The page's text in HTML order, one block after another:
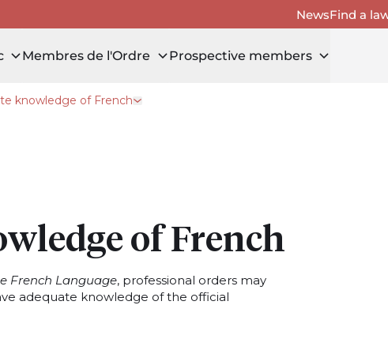
NewsFind a
Membres de l'Ordre Prospective members
Prospective members
knowledge of French Open drawer Adequate knowledge of French
of French
French Language, professional orders may
adequate knowledge of the official